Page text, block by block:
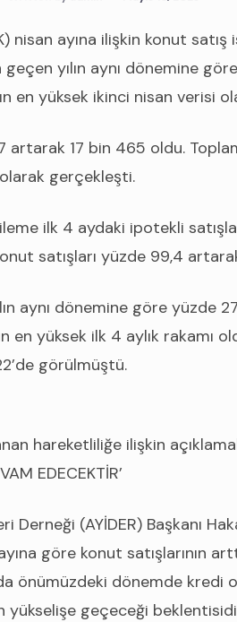
nisan ayına ilişkin konut
yılın aynı dönemine
en yüksek ikinci nisan verisi
artarak 17 bin 465 oldu.
gerçekleşti.
ilk 4 aydaki ipotekli
satışları yüzde 99,4
aynı dönemine göre yüzde
en yüksek ilk 4 aylık rakamı
görülmüştü.
hareketliliğe ilişkin
EDECEKTİR’
Derneği (AYİDER) Başkanı
göre konut satışlarının
önümüzdeki dönemde kredi
yükselişe geçeceği